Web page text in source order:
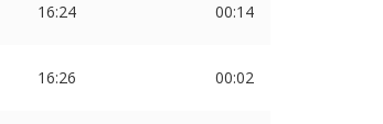
16:24 00:14
16:26 00:02